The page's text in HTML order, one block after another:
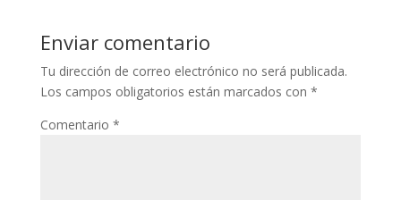
Enviar comentario
Tu dirección de correo electrónico no será publicada.
Los campos obligatorios están marcados con *
Comentario *